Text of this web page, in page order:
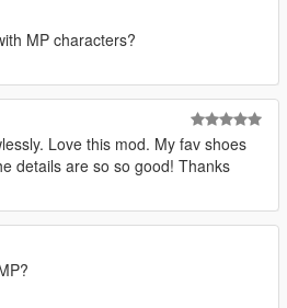
MP characters?
Love this mod. My fav shoes
details are so so good! Thanks